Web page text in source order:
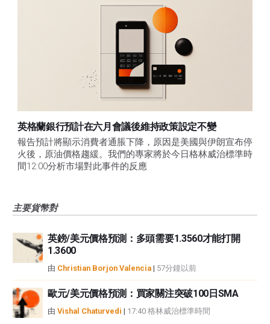
英格蘭銀行預計在六月會議後維持政策設定不變
報告預計將顯示消費者通脹下降，原因是美國與伊朗宣布停
火後，原油價格趨緩。我們的專家將於今日格林威治標準時
間12:00分析市場對此事件的反應
主要貨幣對
英鎊/美元價格預測：多頭需要1.3560才能打開
1.3600
由 Christian Borjon Valencia | 57分鐘以前
歐元/美元價格預測：買家關注突破100日SMA
由 Vishal Chaturvedi | 17:40 格林威治標準時間